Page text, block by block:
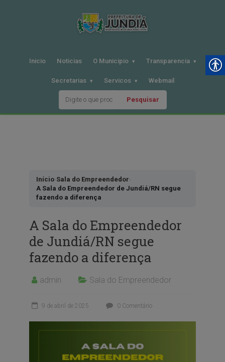
Inicio Noticias O Municipio Transparencia
Secretarias Servicos Webmail
Pesquisar
Início›Sala do Empreendedor ›
A Sala do Empreendedor de Jundiá/RN segue
fazendo a diferença
A Sala do Empreendedor
de Jundiá/RN segue
fazendo a diferença
admin Sala do Empreendedor
9 de abril de 2025 0 Comentário